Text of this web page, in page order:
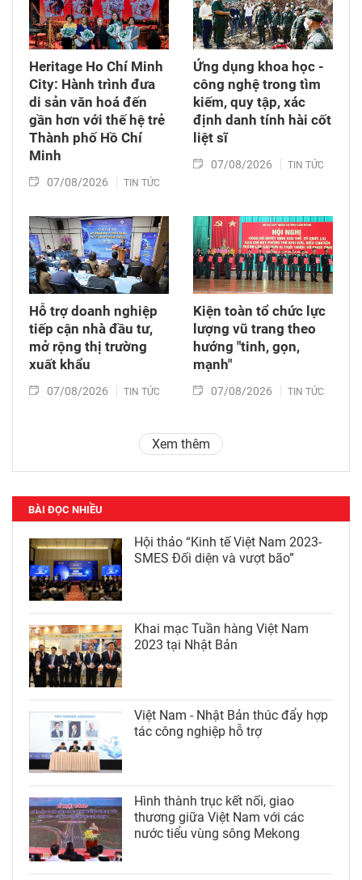
Heritage Ho Chí Minh
City: Hành trình đưa
di sản văn hoá đến
gần hơn với thế hệ trẻ
Thành phố Hồ Chí
Minh
07/08/2026 TIN TỨC
Ứng dụng khoa học -
công nghệ trong tìm
kiếm, quy tập, xác
định danh tính hài cốt
liệt sĩ
07/08/2026 TIN TỨC
Hỗ trợ doanh nghiệp
tiếp cận nhà đầu tư,
mở rộng thị trường
xuất khẩu
07/08/2026 TIN TỨC
Kiện toàn tổ chức lực
lượng vũ trang theo
hướng "tinh, gọn,
mạnh"
07/08/2026 TIN TỨC
Xem thêm
BÀI ĐỌC NHIỀU
Hội thảo “Kinh tế Việt Nam 2023-
SMES Đối diện và vượt bão”
Khai mạc Tuần hàng Việt Nam
2023 tại Nhật Bản
Việt Nam - Nhật Bản thúc đẩy hợp
tác công nghiệp hỗ trợ
Hình thành trục kết nối, giao
thương giữa Việt Nam với các
nước tiểu vùng sông Mekong